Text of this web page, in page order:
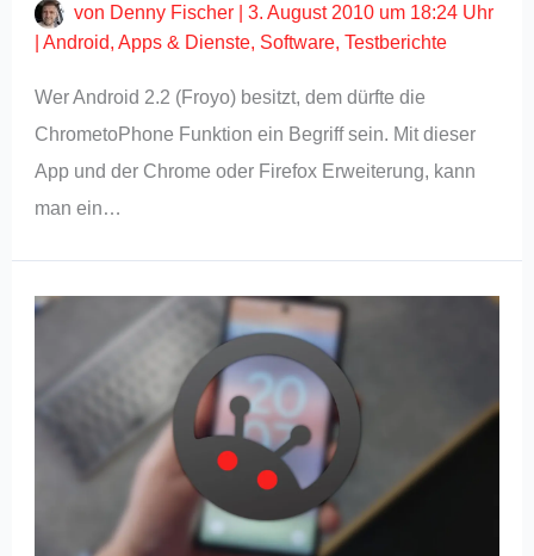
von Denny Fischer |3. August 2010 um 18:24 Uhr
|Android,Apps & Dienste, Software,Testberichte
Wer Android 2.2 (Froyo) besitzt, dem dürfte die
ChrometoPhone Funktion ein Begriff sein. Mit dieser
App und der Chrome oder Firefox Erweiterung, kann
man ein…